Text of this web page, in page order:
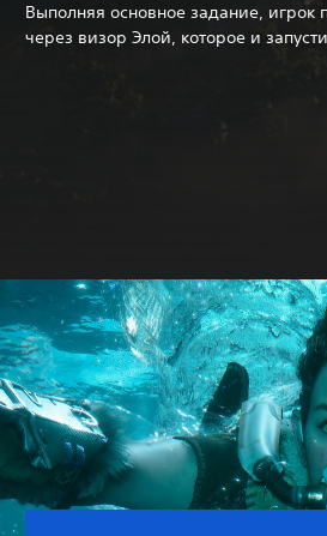
Выполняя основное задание, игрок
через визор Элой, которое и